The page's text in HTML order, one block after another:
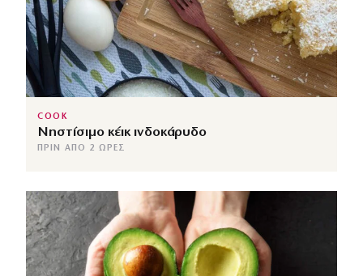
COOK
Νηστίσιμο κέικ ινδοκάρυδο
ΠΡΙΝ ΑΠΌ 2 ΏΡΕΣ